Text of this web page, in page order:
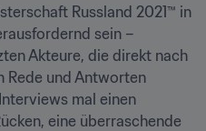
Russland 2021™ in
sein –
Akteure, die direkt nach
Rede und Antworten
mal einen
eine überraschende